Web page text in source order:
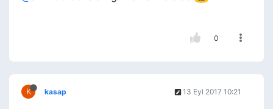
0
K kasap 13 Eyl 2017 10:21